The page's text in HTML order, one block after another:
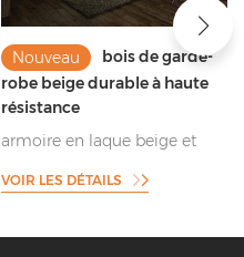
Nouveau
bois de garde-
robe beige durable à haute
résistance
armoire en laque beige et
rangement principal
VOIR LES DÉTAILS